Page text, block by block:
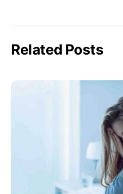
Related Posts